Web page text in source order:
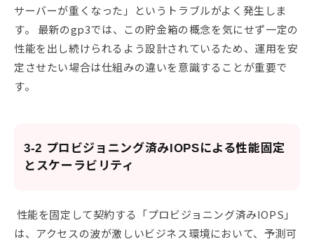
サーバーが重くなった」というトラブルがよく発生しま
す。 最新のgp3では、この貯金箱の概念を気にせず一定の
性能を出し続けられるよう設計されているため、運用を安
定させたい場合は仕組みの違いを意識することが重要で
す。
3-2 プロビジョニング済みIOPSによる性能固定
とスケーラビリティ
性能を固定して契約する「プロビジョニング済みIOPS」
は、アクセスの波が激しいビジネス環境において、予測可